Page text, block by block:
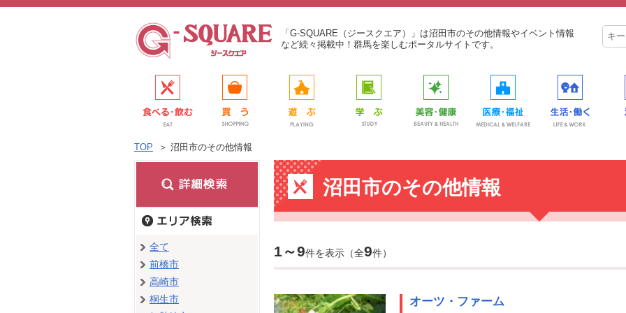
「G-SQUARE（ジースクエア）」は沼田市のその他情報やイベント情報
など続々掲載中！群馬を楽しむポータルサイトです。
TOP ＞ 沼田市のその他情報
沼田市のその他情報
1～9件を表示（全9件）
オーツ・ファーム
全て
前橋市
高崎市
桐生市